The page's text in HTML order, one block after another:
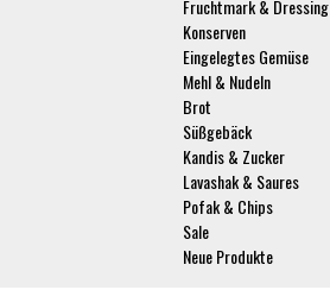
Fruchtmark & Dressing
Konserven
Eingelegtes Gemüse
Mehl & Nudeln
Brot
Süßgebäck
Kandis & Zucker
Lavashak & Saures
Pofak & Chips
Sale
Neue Produkte